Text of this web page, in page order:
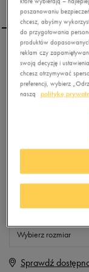
PUMA
BEANIE
Produkt
Jeśli artykuł będzie
Wybierz rozmiar
Rozmiary
Sprawdź
poszanowaniu
chcesz, abyśmy
do przygotowania
produktów
reklam czy
swoją decyzję i
chcesz otrzymywać
preferencji, wybierz
naszą
politykę